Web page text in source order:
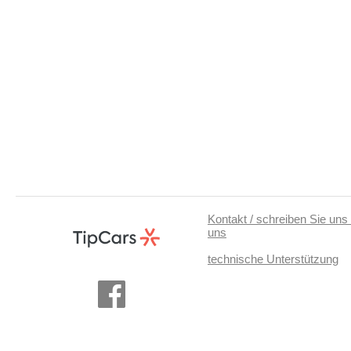
Kontakt / schreiben Sie uns
uns
technische Unterstützung